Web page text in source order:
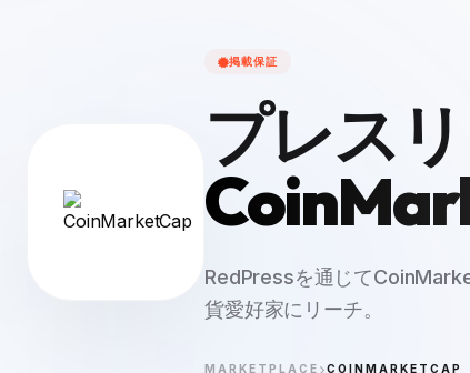
掲載保証
プレス
RedPressを通じて
貨愛好家にリーチ。
MARKETPLACE COINMARKETCAP